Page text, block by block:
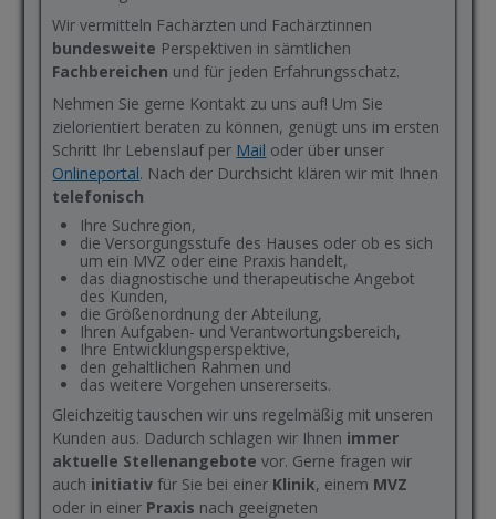
Wir vermitteln Fachärzten und Fachärztinnen
bundesweite Perspektiven in sämtlichen
Fachbereichen und für jeden Erfahrungsschatz.
Nehmen Sie gerne Kontakt zu uns auf! Um Sie
zielorientiert beraten zu können, genügt uns im ersten
Schritt Ihr Lebenslauf per Mail oder über unser
Onlineportal. Nach der Durchsicht klären wir mit Ihnen
telefonisch
Ihre Suchregion,
die Versorgungsstufe des Hauses oder ob es sich
um ein MVZ oder eine Praxis handelt,
das diagnostische und therapeutische Angebot
des Kunden,
die Größenordnung der Abteilung,
Ihren Aufgaben- und Verantwortungsbereich,
Ihre Entwicklungsperspektive,
den gehaltlichen Rahmen und
das weitere Vorgehen unsererseits.
Gleichzeitig tauschen wir uns regelmäßig mit unseren
Kunden aus. Dadurch schlagen wir Ihnen immer
aktuelle Stellenangebote vor. Gerne fragen wir
auch initiativ für Sie bei einer Klinik, einem MVZ
oder in einer Praxis nach geeigneten